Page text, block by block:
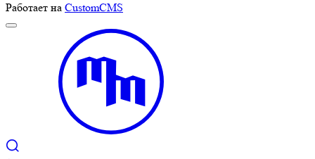
Работает на CustomCMS